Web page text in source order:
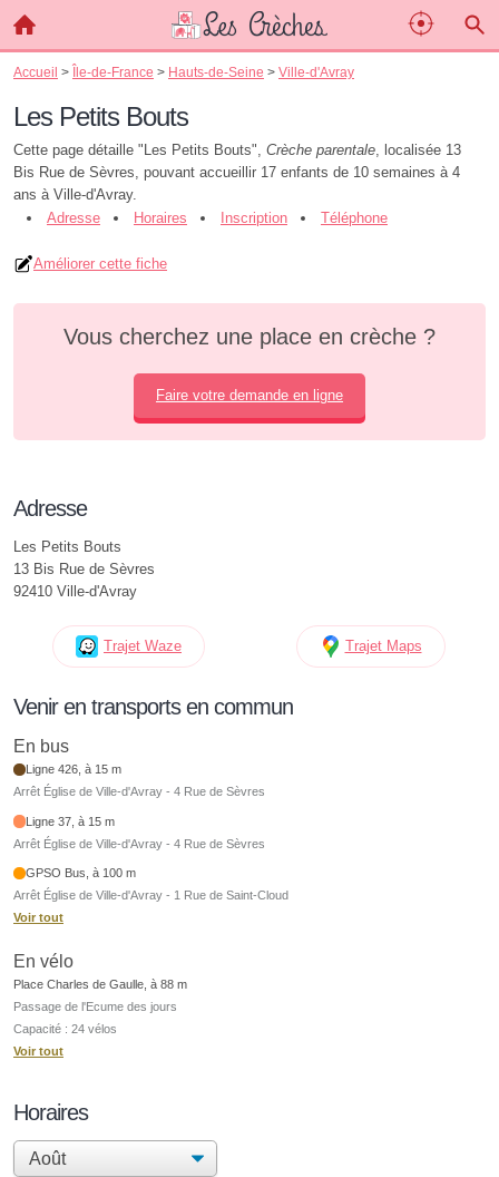
Accueil > Île-de-France > Hauts-de-Seine > Ville-d'Avray
Les Petits Bouts
Cette page détaille "Les Petits Bouts", Crèche parentale, localisée 13
Bis Rue de Sèvres, pouvant accueillir 17 enfants de 10 semaines à 4
ans à Ville-d'Avray.
Adresse
Horaires Inscription Téléphone
Améliorer cette fiche
Vous cherchez une place en crèche ?
Faire votre demande en ligne
Adresse
Les Petits Bouts
13 Bis Rue de Sèvres
92410 Ville-d'Avray
Trajet Waze Trajet Maps
Venir en transports en commun
En bus
Ligne 426, à 15 m
Arrêt Église de Ville-d'Avray - 4 Rue de Sèvres
Ligne 37, à 15 m
Arrêt Église de Ville-d'Avray - 4 Rue de Sèvres
GPSO Bus, à 100 m
Arrêt Église de Ville-d'Avray - 1 Rue de Saint-Cloud
Voir tout
En vélo
Place Charles de Gaulle, à 88 m
Passage de l'Ecume des jours
Capacité : 24 vélos
Voir tout
Horaires